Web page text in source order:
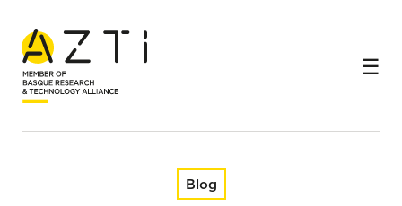
Inicio
Blog
Sabor y sostenibilidad: los insectos en la gastronomía
Blog